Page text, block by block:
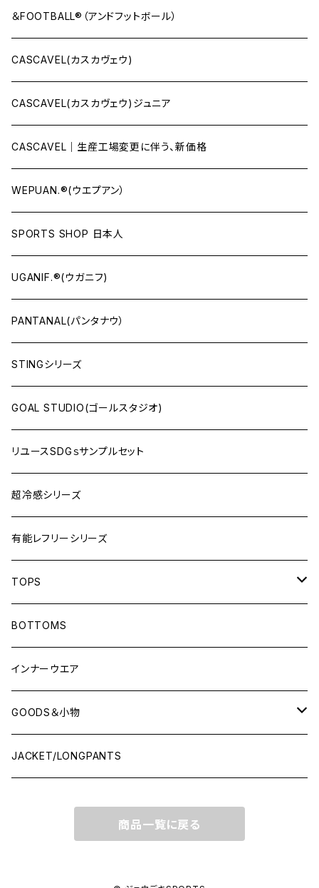
＆FOOTBALL®（アンドフットボール）
CASCAVEL(カスカヴェウ)
CASCAVEL(カスカヴェウ)ジュニア
CASCAVEL｜生産工場変更に伴う、新価格
WEPUAN.®(ウエプアン）
SPORTS SHOP 日本人
UGANIF.®(ウガニフ)
PANTANAL(パンタナウ）
STINGシリーズ
GOAL STUDIO(ゴールスタジオ)
リユースSDGｓサンプルセット
超冷感シリーズ
有能レフリーシリーズ
TOPS
LONG-SLEEVEプラシャツ
SHORT-SLEEVEプラシャツ
NO-SLEEVE
Tシャツ(オフコート)
BOTTOMS
インナーウエア
GOODS＆小物
シューズ袋
JACKET/LONGPANTS
商品一覧に戻る